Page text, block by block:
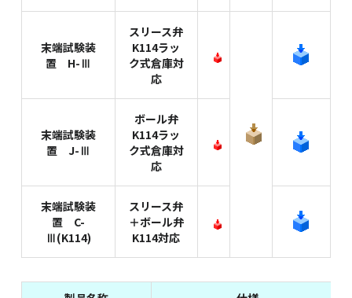
末端試験装
置 H-Ⅲ
スリース弁
K114ラッ
ク式倉庫対
応
末端試験装
置 J-Ⅲ
ボール弁
K114ラッ
ク式倉庫対
応
末端試験装
置 C-
Ⅲ(K114)
スリース弁
＋ボール弁
K114対応